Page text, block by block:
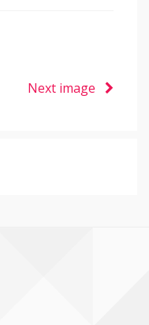
Next image